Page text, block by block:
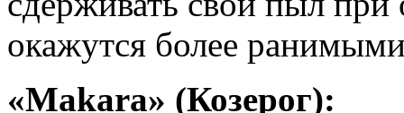
окажутся более
«Makarа» (Козерог):